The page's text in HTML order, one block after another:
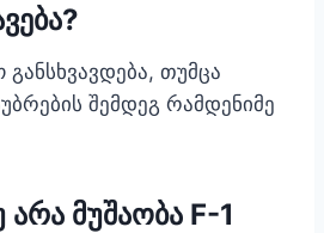
თუმცა
შემდეგ რამდენიმე
მუშაობა F-1